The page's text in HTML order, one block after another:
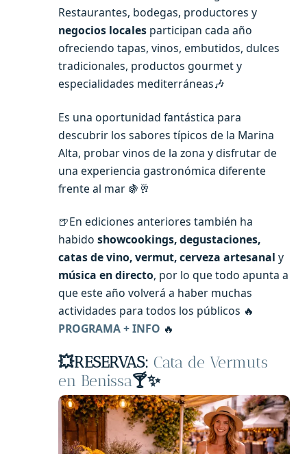
Restaurantes, bodegas, productores y
negocios locales participan cada año
ofreciendo tapas, vinos, embutidos, dulces
tradicionales, productos gourmet y
especialidades mediterráneas🎶
Es una oportunidad fantástica para
descubrir los sabores típicos de la Marina
Alta, probar vinos de la zona y disfrutar de
una experiencia gastronómica diferente
frente al mar 🍇🥂
🍺En ediciones anteriores también ha
habido showcookings, degustaciones,
catas de vino, vermut, cerveza artesanal y
música en directo, por lo que todo apunta a
que este año volverá a haber muchas
actividades para todos los públicos 🔥
PROGRAMA + INFO 🔥
💥RESERVAS: Cata de Vermuts
en Benissa🍸✨